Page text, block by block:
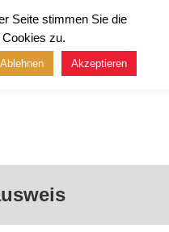
Seite stimmen Sie die
zu.
Ablehnen Akzeptieren